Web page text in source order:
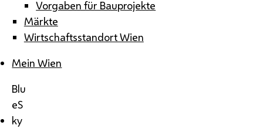
Vorgaben für Bauprojekte
Märkte
Wirtschaftsstandort Wien
Mein Wien
Blu
eS
ky